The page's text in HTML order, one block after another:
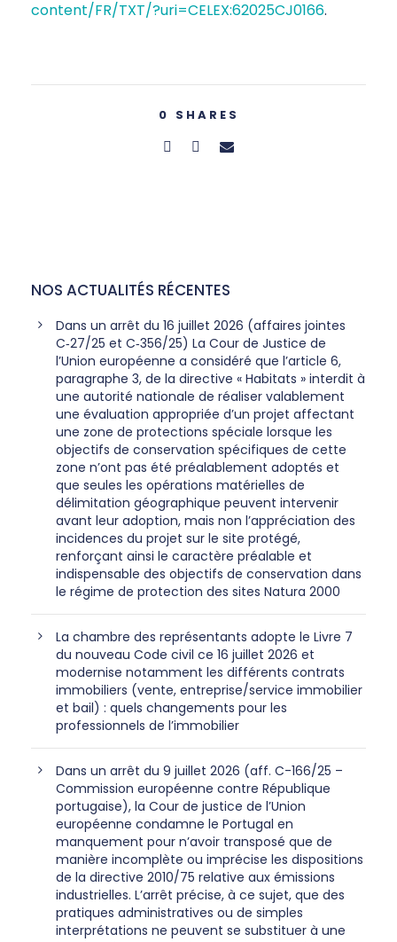
content/FR/TXT/?uri=CELEX:62025CJ0166.
0 SHARES
NOS ACTUALITÉS RÉCENTES
Dans un arrêt du 16 juillet 2026 (affaires jointes
C‑27/25 et C‑356/25) La Cour de Justice de
l’Union européenne a considéré que l’article 6,
paragraphe 3, de la directive « Habitats » interdit à
une autorité nationale de réaliser valablement
une évaluation appropriée d’un projet affectant
une zone de protections spéciale lorsque les
objectifs de conservation spécifiques de cette
zone n’ont pas été préalablement adoptés et
que seules les opérations matérielles de
délimitation géographique peuvent intervenir
avant leur adoption, mais non l’appréciation des
incidences du projet sur le site protégé,
renforçant ainsi le caractère préalable et
indispensable des objectifs de conservation dans
le régime de protection des sites Natura 2000
La chambre des représentants adopte le Livre 7
du nouveau Code civil ce 16 juillet 2026 et
modernise notamment les différents contrats
immobiliers (vente, entreprise/service immobilier
et bail) : quels changements pour les
professionnels de l’immobilier
Dans un arrêt du 9 juillet 2026 (aff. C-166/25 –
Commission européenne contre République
portugaise), la Cour de justice de l’Union
européenne condamne le Portugal en
manquement pour n’avoir transposé que de
manière incomplète ou imprécise les dispositions
de la directive 2010/75 relative aux émissions
industrielles. L’arrêt précise, à ce sujet, que des
pratiques administratives ou de simples
interprétations ne peuvent se substituer à une